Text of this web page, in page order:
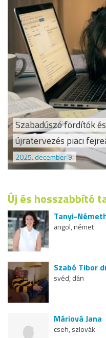
Szabadúszó fordítók
újratervezés piaci
2025. december 9.
Új és hosszabbító
Tanyi-
angol, német
Szabó Tibor
svéd, dán
Máriová Jana
cseh, szlovák